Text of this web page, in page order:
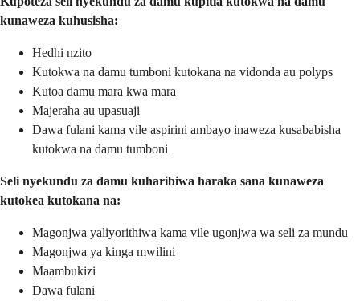
kunaweza kuhusisha:
Hedhi nzito
Kutokwa na damu tumboni kutokana na vidonda au polyps
Kutoa damu mara kwa mara
Majeraha au upasuaji
Dawa fulani kama vile aspirini ambayo inaweza kusababisha
kutokwa na damu tumboni
Seli nyekundu za damu kuharibiwa haraka sana kunaweza
kutokea kutokana na:
Magonjwa yaliyorithiwa kama vile ugonjwa wa seli za mundu
Magonjwa ya kinga mwilini
Maambukizi
Dawa fulani